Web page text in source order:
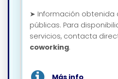
➤ Información obtenida
públicas. Para
servicios, contacta
coworking.
Más info